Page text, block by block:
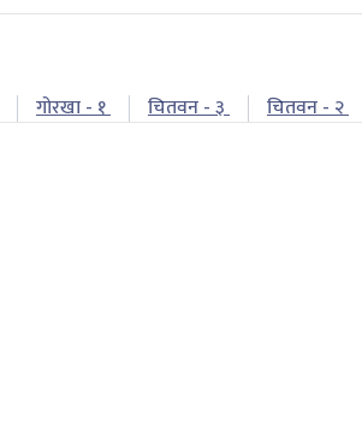
गोरखा - १ चितवन - ३ चितवन - २